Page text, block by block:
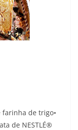
farinha de trigo•
de NESTLÉ®